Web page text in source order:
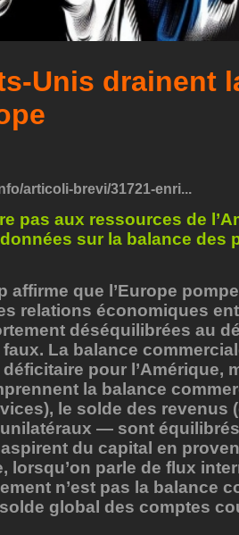
Unis drainent
articoli-brevi/31721-enri...
pas aux ressources de
sur la balance des
affirme que l’Europe
relations économiques
déséquilibrées au
La balance
pour l’Amérique,
la balance
le solde des revenus
— sont
du capital en
lorsqu’on parle de flux
n’est pas la balance
global des comptes